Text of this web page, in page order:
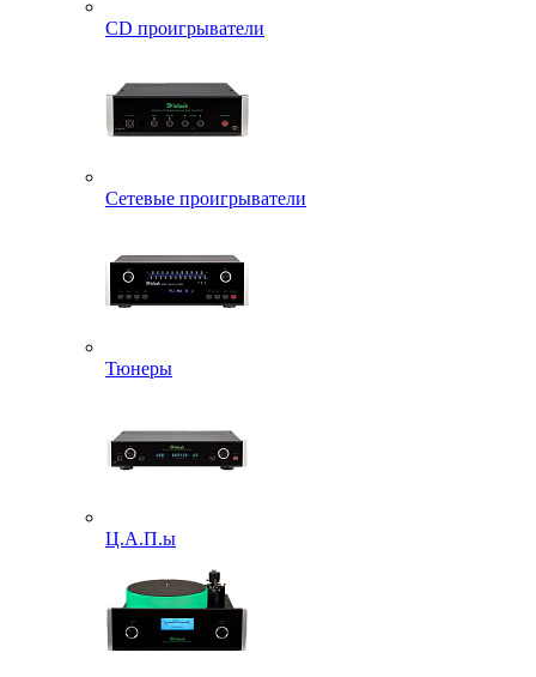
CD проигрыватели
Сетевые проигрыватели
Тюнеры
Ц.А.П.ы